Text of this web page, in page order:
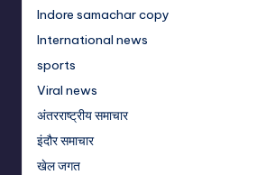
Indore samachar copy
International news
sports
Viral news
अंतरराष्ट्रीय समाचार
इंदौर समाचार
खेल जगत